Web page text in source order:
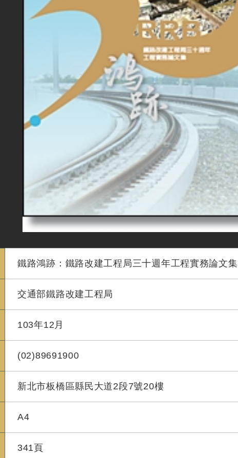
鐵路鴻跡：鐵路改建工程局三十週年工程實務論文集
交通部鐵路改建工程局
103年12月
(02)89691900
新北市板橋區縣民大道2段7號20樓
A4
341頁